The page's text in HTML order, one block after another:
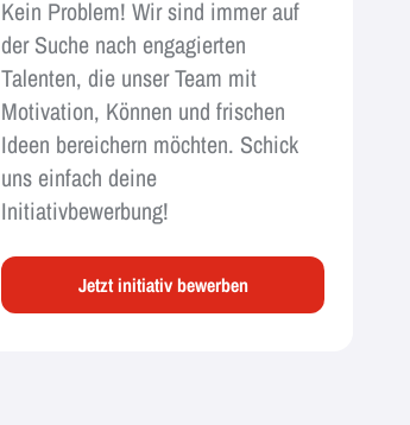
Kein Problem! Wir sind immer auf
der Suche nach engagierten
Talenten, die unser Team mit
Motivation, Können und frischen
Ideen bereichern möchten. Schick
uns einfach deine
Initiativbewerbung!
Jetzt initiativ bewerben